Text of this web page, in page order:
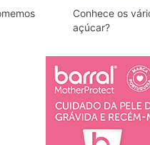
Conhece os
açúcar?